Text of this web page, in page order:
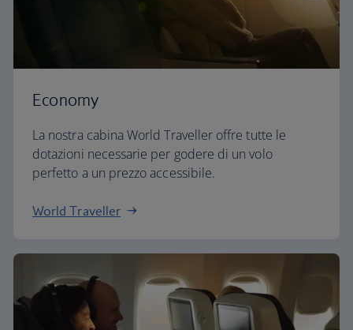
Economy
La nostra cabina World Traveller offre tutte le
dotazioni necessarie per godere di un volo
perfetto a un prezzo accessibile.
World Traveller